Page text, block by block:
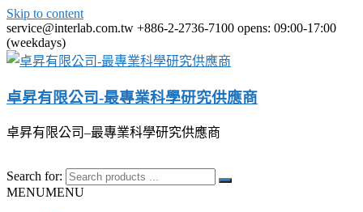
Skip to content
service@interlab.com.tw +886-2-2736-7100 opens: 09:00-17:00
(weekdays)
卓昇有限公司-最專業科學研究供應商
卓昇有限公司–最專業科學研究供應商
Search for:
MENUMENU